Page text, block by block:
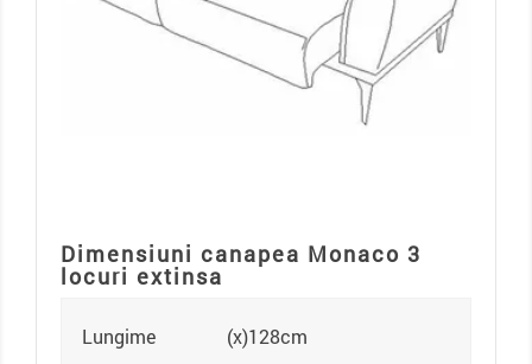
Dimensiuni canapea Monaco 3
locuri extinsa
Lungime
(x)128cm